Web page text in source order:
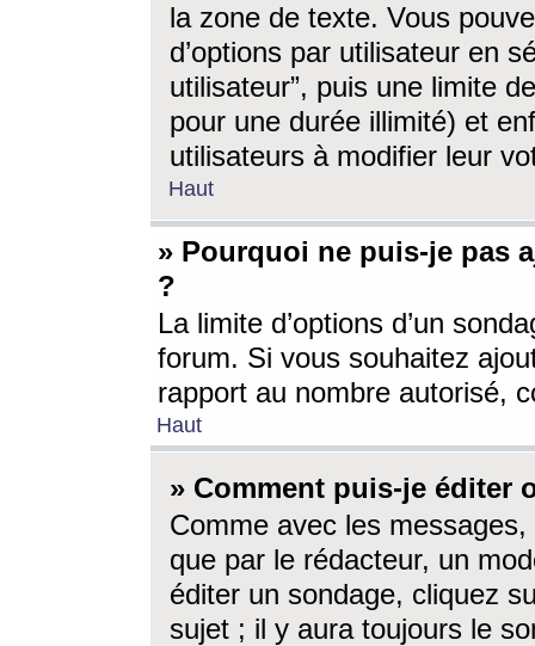
la zone de texte. Vous
d’options par utilisateur en
utilisateur”, puis une limite
pour une durée illimité) et
utilisateurs à modifier leur
Haut
» Pourquoi ne puis-je pas
?
La limite d’options d’un
forum. Si vous souhaitez
rapport au nombre autorisé,
Haut
» Comment puis-je éditer
Comme avec les
que par le rédacteur, un
éditer un sondage, cliquez
sujet ; il y aura toujours le